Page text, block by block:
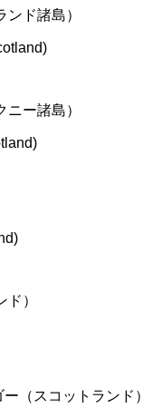
ド諸島）
ー諸島）
）
（スコットランド）